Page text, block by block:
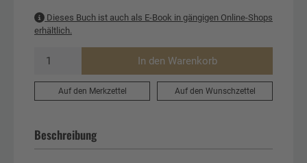
Dieses Buch ist auch als E-Book in gängigen Online-Shops
erhältlich.
In den Warenkorb
Auf den Merkzettel Auf den Wunschzettel
Beschreibung